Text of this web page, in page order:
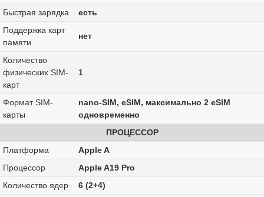
Быстрая зарядка
есть
Поддержка карт
памяти
нет
Количество
физических SIM-
карт
1
Формат SIM-
карты
nano-SIM, eSIM, максимально 2 eSIM
одновременно
ПРОЦЕССОР
Платформа
Apple A
Процессор
Apple A19 Pro
Количество ядер
6 (2+4)